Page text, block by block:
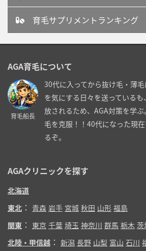
育毛サプリメントランキング
AGA育毛について
育毛船長
30代に入ってから抜け毛・薄
を気にする日々を送っている
放されるため、AGA対策を学
毛を克服！！40代になった現
るぞ。
AGAクリニックを探す
北海道
東北 ： 青森 岩手 宮城 秋田 山形 福島
関東 ： 東京 千葉 埼玉 神奈川 群馬 栃木 茨
北陸・甲信越 ： 新潟 長野 山梨 富山 石川